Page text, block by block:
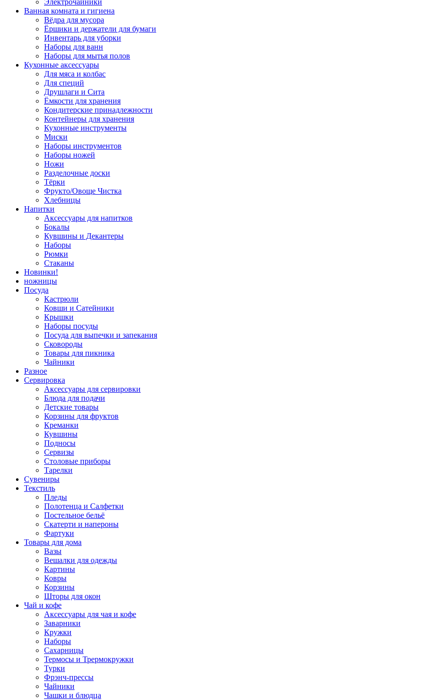
Электрочайники
Ванная комната и гигиена
Вёдра для мусора
Ёршики и держатели для бумаги
Инвентарь для уборки
Наборы для ванн
Наборы для мытья полов
Кухонные аксессуары
Для мяса и колбас
Для специй
Друшлаги и Сита
Ёмкости для хранения
Кондитерские принадлежности
Контейнеры для хранения
Кухонные инструменты
Миски
Наборы инструментов
Наборы ножей
Ножи
Разделочные доски
Тёрки
Фрукто/Овоще Чистка
Хлебницы
Напитки
Аксессуары для напитков
Бокалы
Кувшины и Декантеры
Наборы
Рюмки
Стаканы
Новинки!
ножницы
Посуда
Кастрюли
Ковши и Сатейники
Крышки
Наборы посуды
Посуда для выпечки и запекания
Сковороды
Товары для пикника
Чайники
Разное
Сервировка
Аксессуары для сервировки
Блюда для подачи
Детские товары
Корзины для фруктов
Креманки
Кувшины
Подносы
Сервизы
Столовые приборы
Тарелки
Сувениры
Текстиль
Пледы
Полотенца и Салфетки
Постельное бельё
Скатерти и напероны
Фартуки
Товары для дома
Вазы
Вешалки для одежды
Картины
Ковры
Корзины
Шторы для окон
Чай и кофе
Аксессуары для чая и кофе
Заварники
Кружки
Наборы
Сахарницы
Термосы и Трермокружки
Турки
Фрэнч-прессы
Чайники
Чашки и блюдца